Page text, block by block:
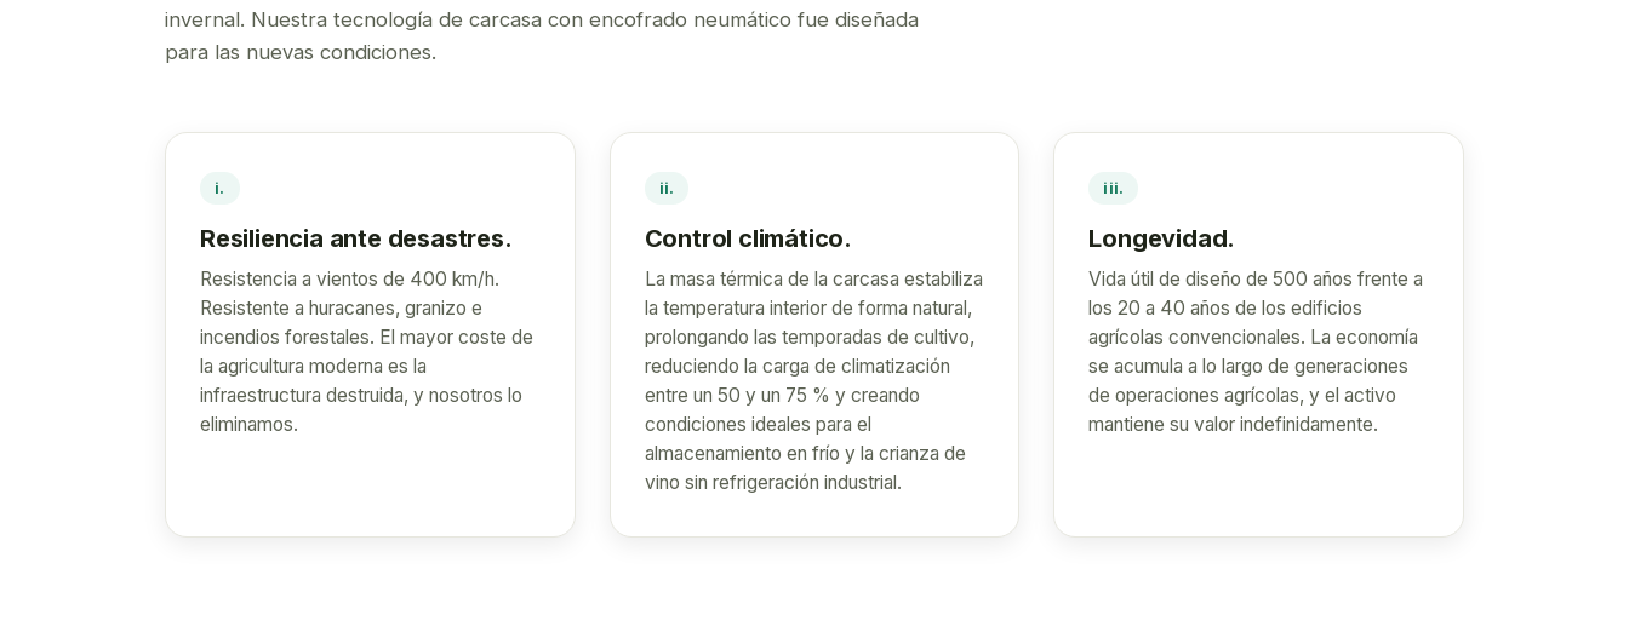
invernal. Nuestra tecnología de carcasa con encofrado neumático fue diseñada
para las nuevas condiciones.
i.
Resiliencia ante desastres.
Resistencia a vientos de 400 km/h.
Resistente a huracanes, granizo e
incendios forestales. El mayor coste de
la agricultura moderna es la
infraestructura destruida, y nosotros lo
eliminamos.
ii.
Control climático.
La masa térmica de la carcasa estabiliza
la temperatura interior de forma natural,
prolongando las temporadas de cultivo,
reduciendo la carga de climatización
entre un 50 y un 75 % y creando
condiciones ideales para el
almacenamiento en frío y la crianza de
vino sin refrigeración industrial.
iii.
Longevidad.
Vida útil de diseño de 500 años frente a
los 20 a 40 años de los edificios
agrícolas convencionales. La economía
se acumula a lo largo de generaciones
de operaciones agrícolas, y el activo
mantiene su valor indefinidamente.